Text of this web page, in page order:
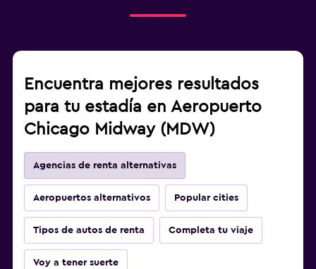
Encuentra mejores resultados
para tu estadía en Aeropuerto
Chicago Midway (MDW)
Agencias de renta alternativas
Aeropuertos alternativos Popular cities
Tipos de autos de renta Completa tu viaje
Voy a tener suerte